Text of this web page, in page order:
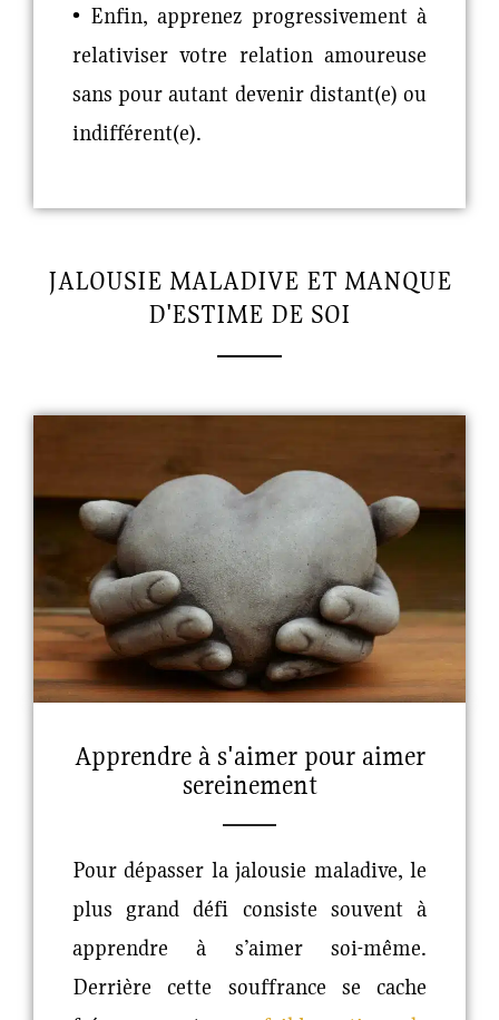
• Enfin, apprenez progressivement à
relativiser votre relation amoureuse
sans pour autant devenir distant(e) ou
indifférent(e).
JALOUSIE MALADIVE ET MANQUE
D'ESTIME DE SOI
Apprendre à s'aimer pour aimer
sereinement
Pour dépasser la jalousie maladive, le
plus grand défi consiste souvent à
apprendre à s’aimer soi-même.
Derrière cette souffrance se cache